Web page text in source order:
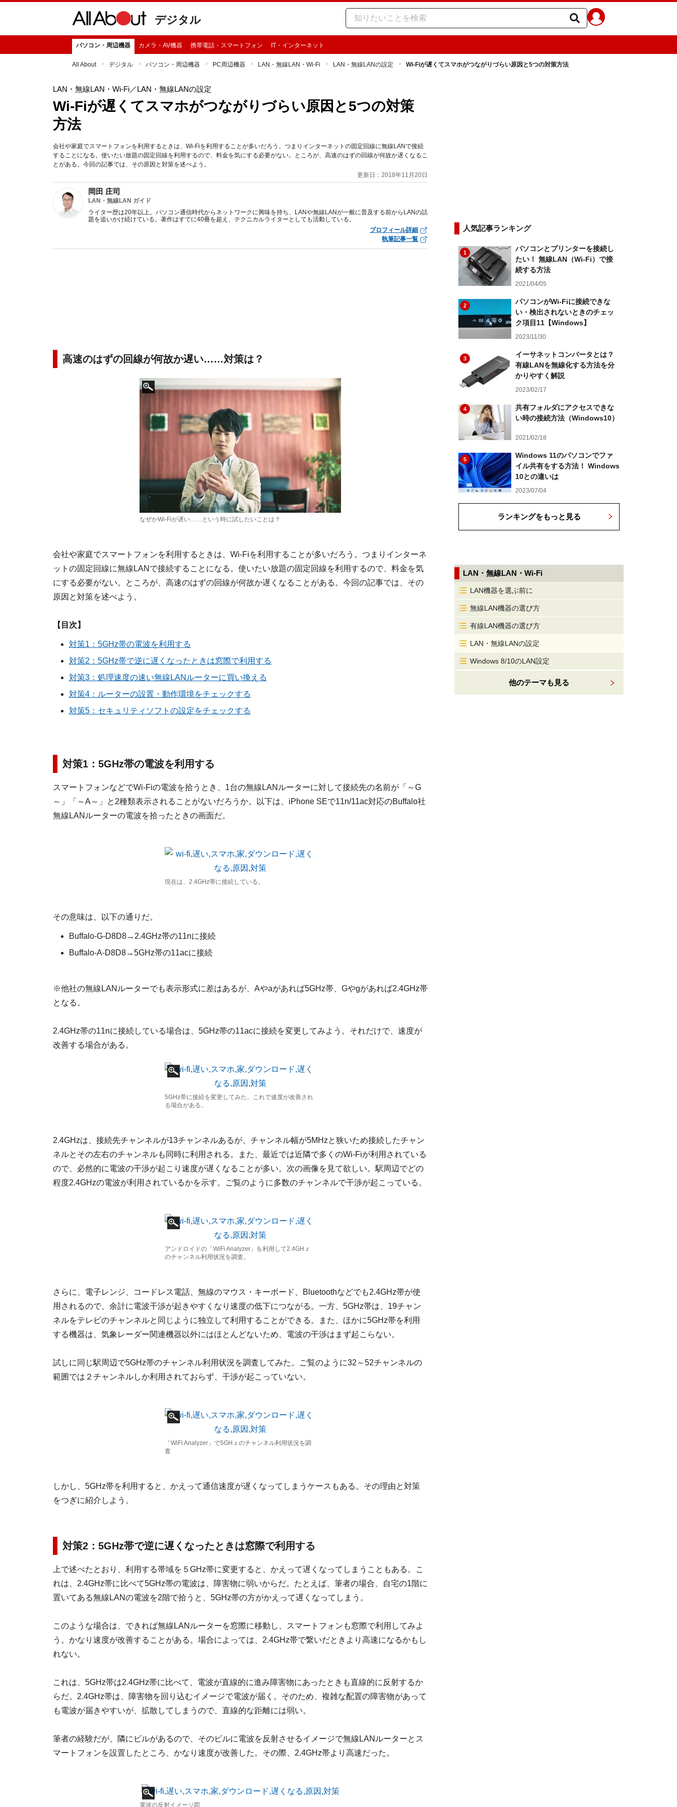
デジタル
パソコン・周辺機器 カメラ・AV機器 携帯電話・スマートフォン IT・インターネット
All About デジタル パソコン・周辺機器 PC周辺機器 LAN・無線LAN・Wi-Fi LAN・無線LANの設定 Wi-Fiが遅くてスマホがつながりづらい原因と5つの対策方法
LAN・無線LAN・Wi-Fi／LAN・無線LANの設定
Wi-Fiが遅くてスマホがつながりづらい原因と5つの対策
方法
会社や家庭でスマートフォンを利用するときは、Wi-Fiを利用することが多いだろう。つまりインターネットの固定回線に無線LANで接続
することになる。使いたい放題の固定回線を利用するので、料金を気にする必要がない。ところが、高速のはずの回線が何故か遅くなるこ
とがある。今回の記事では、その原因と対策を述べよう。
更新日：2018年11月20日
岡田 庄司
LAN・無線LAN ガイド
ライター歴は20年以上。パソコン通信時代からネットワークに興味を持ち、LANや無線LANが一般に普及する前からLANの話
題を追いかけ続けている。著作はすでに40冊を超え、テクニカルライターとしても活動している。
プロフィール詳細
執筆記事一覧
高速のはずの回線が何故か遅い……対策は？
なぜかWi-Fiが遅い……という時に試したいことは？
会社や家庭でスマートフォンを利用するときは、Wi-Fiを利用することが多いだろう。つまりインターネ
ットの固定回線に無線LANで接続することになる。使いたい放題の固定回線を利用するので、料金を気
にする必要がない。ところが、高速のはずの回線が何故か遅くなることがある。今回の記事では、その
原因と対策を述べよう。
【目次】
対策1：5GHz帯の電波を利用する
対策2：5GHz帯で逆に遅くなったときは窓際で利用する
対策3：処理速度の速い無線LANルーターに買い換える
対策4：ルーターの設置・動作環境をチェックする
対策5：セキュリティソフトの設定をチェックする
対策1：5GHz帯の電波を利用する
スマートフォンなどでWi-Fiの電波を拾うとき、1台の無線LANルーターに対して接続先の名前が「～G
～」「～A～」と2種類表示されることがないだろうか。以下は、iPhone SEで11n/11ac対応のBuffalo社
無線LANルーターの電波を拾ったときの画面だ。
現在は、2.4GHz帯に接続している。
その意味は、以下の通りだ。
Buffalo-G-D8D8→2.4GHz帯の11nに接続
Buffalo-A-D8D8→5GHz帯の11acに接続
※他社の無線LANルーターでも表示形式に差はあるが、Aやaがあれば5GHz帯、Gやgがあれば2.4GHz帯
となる。
2.4GHz帯の11nに接続している場合は、5GHz帯の11acに接続を変更してみよう。それだけで、速度が
改善する場合がある。
5GHz帯に接続を変更してみた。これで速度が改善され
る場合がある。
2.4GHzは、接続先チャンネルが13チャンネルあるが、チャンネル幅が5MHzと狭いため接続したチャン
ネルとその左右のチャンネルも同時に利用される。また、最近では近隣で多くのWi-Fiが利用されている
ので、必然的に電波の干渉が起こり速度が遅くなることが多い。次の画像を見て欲しい。駅周辺でどの
程度2.4GHzの電波が利用されているかを示す。ご覧のように多数のチャンネルで干渉が起こっている。
アンドロイドの「WiFi Analyzer」を利用して2.4GHｚ
のチャンネル利用状況を調査。
さらに、電子レンジ、コードレス電話、無線のマウス・キーボード、Bluetoothなどでも2.4GHz帯が使
用されるので、余計に電波干渉が起きやすくなり速度の低下につながる。一方、5GHz帯は、19チャン
ネルをテレビのチャンネルと同じように独立して利用することができる。また、ほかに5GHz帯を利用
する機器は、気象レーダー関連機器以外にはほとんどないため、電波の干渉はまず起こらない。
試しに同じ駅周辺で5GHz帯のチャンネル利用状況を調査してみた。ご覧のように32～52チャンネルの
範囲では２チャンネルしか利用されておらず、干渉が起こっていない。
「WiFi Analyzer」で5GHｚのチャンネル利用状況を調
査
しかし、5GHz帯を利用すると、かえって通信速度が遅くなってしまうケースもある。その理由と対策
をつぎに紹介しよう。
対策2：5GHz帯で逆に遅くなったときは窓際で利用する
上で述べたとおり、利用する帯域を５GHz帯に変更すると、かえって遅くなってしまうこともある。こ
れは、2.4GHz帯に比べて5GHz帯の電波は、障害物に弱いからだ。たとえば、筆者の場合、自宅の1階に
置いてある無線LANの電波を2階で拾うと、5GHz帯の方がかえって遅くなってしまう。
このような場合は、できれば無線LANルーターを窓際に移動し、スマートフォンも窓際で利用してみよ
う。かなり速度が改善することがある。場合によっては、2.4GHz帯で繋いだときより高速になるかもし
れない。
これは、5GHz帯は2.4GHz帯に比べて、電波が直線的に進み障害物にあったときも直線的に反射するか
らだ。2.4GHz帯は、障害物を回り込むイメージで電波が届く。そのため、複雑な配置の障害物があって
も電波が届きやすいが、拡散してしまうので、直線的な距離には弱い。
筆者の経験だが、隣にビルがあるので、そのビルに電波を反射させるイメージで無線LANルーターとス
マートフォンを設置したところ、かなり速度が改善した。その際、2.4GHz帯より高速だった。
電波の反射イメージ図
人気記事ランキング
1
パソコンとプリンターを接続し
たい！ 無線LAN（Wi-Fi）で接
続する方法
2021/04/05
2
パソコンがWi-Fiに接続できな
い・検出されないときのチェッ
ク項目11【Windows】
2023/11/30
3
イーサネットコンバータとは？
有線LANを無線化する方法を分
かりやすく解説
2023/02/17
4
共有フォルダにアクセスできな
い時の接続方法（Windows10）
2021/02/18
5
Windows 11のパソコンでファ
イル共有をする方法！ Windows
10との違いは
2023/07/04
ランキングをもっと見る
LAN・無線LAN・Wi-Fi
LAN機器を選ぶ前に
無線LAN機器の選び方
有線LAN機器の選び方
LAN・無線LANの設定
Windows 8/10のLAN設定
他のテーマも見る